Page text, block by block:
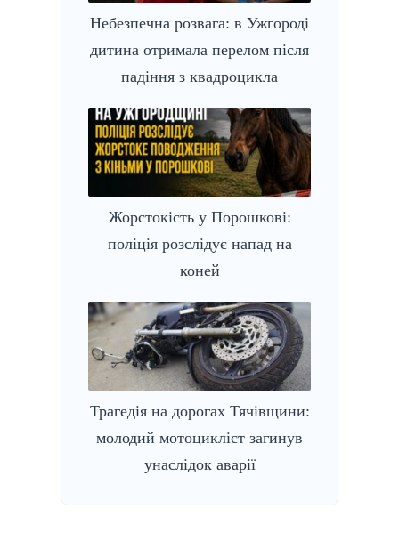
Небезпечна розвага: в Ужгороді
дитина отримала перелом після
падіння з квадроцикла
Жорстокість у Порошкові:
поліція розслідує напад на
коней
Трагедія на дорогах Тячівщини:
молодий мотоцикліст загинув
унаслідок аварії